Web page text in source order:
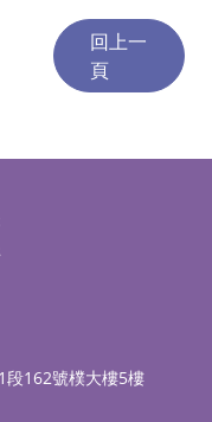
段162號樸大樓5樓